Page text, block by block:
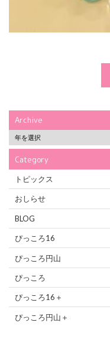
Archive
Category
トピックス
おしらせ
BLOG
ぴっころ16
ぴっころ円山
ぴっころ
ぴっころ16＋
ぴっころ円山＋